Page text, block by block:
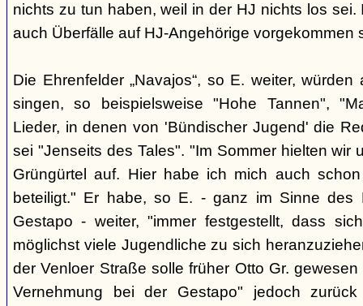
nichts zu tun haben, weil in der HJ nichts los
auch Überfälle auf HJ-Angehörige vorgekommen
Die Ehrenfelder „Navajos“, so E. weiter,
singen, so beispielsweise "Hohe Tannen",
Lieder, in denen von 'Bündischer Jugend' die
sei "Jenseits des Tales". "Im Sommer hielten wir
Grüngürtel auf. Hier habe ich mich auch
beteiligt." Er habe, so E. - ganz im Sinne des
Gestapo - weiter, "immer festgestellt, dass
möglichst viele Jugendliche zu sich
der Venloer Straße solle früher Otto Gr.
Vernehmung bei der Gestapo" jedoch